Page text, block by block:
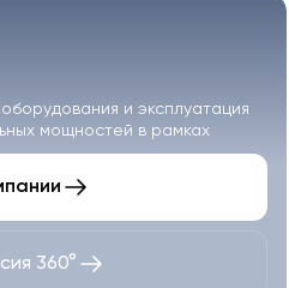
и эксплуатация
мощностей в рамках
360°